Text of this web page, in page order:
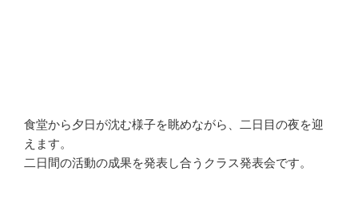
食堂から夕日が沈む様子を眺めながら、二日目の夜を迎
えます。
二日間の活動の成果を発表し合うクラス発表会です。